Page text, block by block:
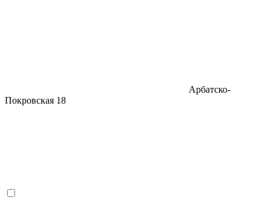
Арбатско-
Покровская 18